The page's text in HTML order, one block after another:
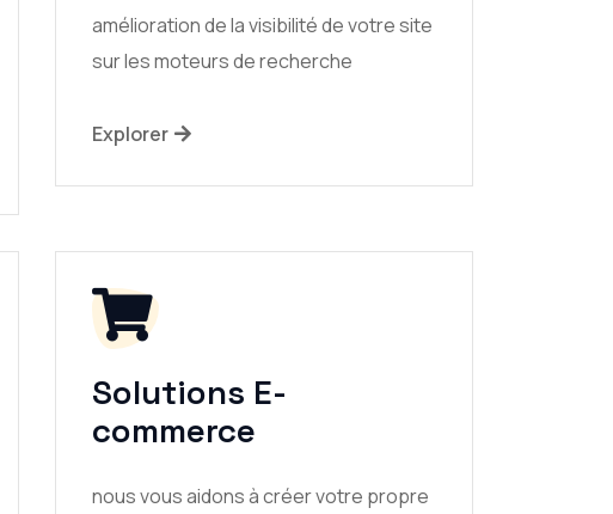
amélioration de la visibilité de votre site
sur les moteurs de recherche
Explorer
Solutions E-
commerce
nous vous aidons à créer votre propre